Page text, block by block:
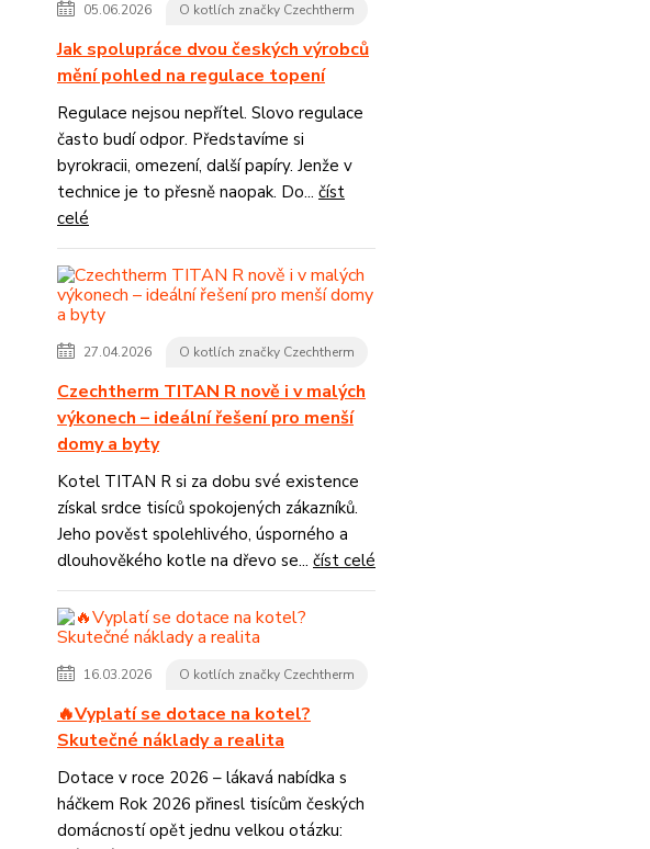
05.06.2026 O kotlích značky Czechtherm
Jak spolupráce dvou českých výrobců
mění pohled na regulace topení
Regulace nejsou nepřítel. Slovo regulace
často budí odpor. Představíme si
byrokracii, omezení, další papíry. Jenže v
technice je to přesně naopak. Do... číst
celé
27.04.2026 O kotlích značky Czechtherm
Czechtherm TITAN R nově i v malých
výkonech – ideální řešení pro menší
domy a byty
Kotel TITAN R si za dobu své existence
získal srdce tisíců spokojených zákazníků.
Jeho pověst spolehlivého, úsporného a
dlouhověkého kotle na dřevo se... číst celé
16.03.2026 O kotlích značky Czechtherm
🔥Vyplatí se dotace na kotel?
Skutečné náklady a realita
Dotace v roce 2026 – lákavá nabídka s
háčkem Rok 2026 přinesl tisícům českých
domácností opět jednu velkou otázku: